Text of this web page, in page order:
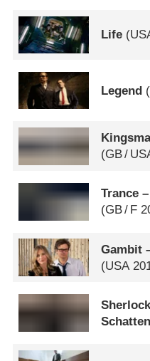
Life (
Legend (
(GB/
Trance
(GB/ F
Gambit
(USA
Schatten